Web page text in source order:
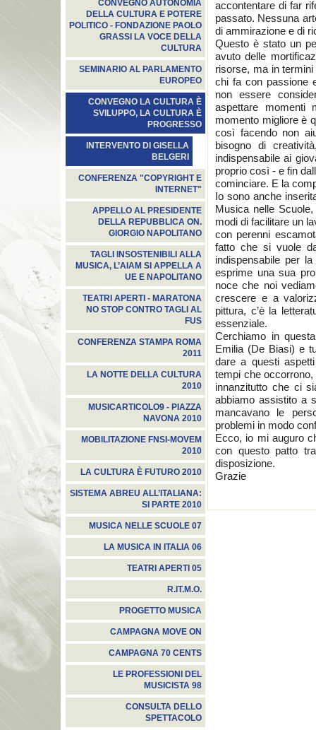
CONVEGNO AUTONOMIA
DELLA CULTURA E POTERE
POLITICO - FONDAZIONE PAOLO
GRASSI LA VOCE DELLA
CULTURA
SEMINARIO AL PARLAMENTO
EUROPEO
CONVEGNO LA CULTURA È
SVILUPPO, LA CULTURA È
PROGRESSO
INTERVENTO DI GISELLA
BELGERI
CONFERENZA "COPYRIGHT E
INTERNET"
APPELLO AL PRESIDENTE
DELLA REPUBBLICA ON.
GIORGIO NAPOLITANO
TAGLI INSOSTENIBILI ALLA
MUSICA, L’AIAM SI APPELLA A
UE E NAPOLITANO
TEATRI APERTI - MARATONA
NO STOP CONTRO TAGLI AL
FUS
CONFERENZA STAMPA ROMA
2011
LA NOTTE DELLA CULTURA
2010
MUSICARTICOLO9 - PIAZZA
NAVONA 2010
MOBILITAZIONE FNSI-MOVEM
2010
LA CULTURA È FUTURO 2010
SISTEMA ABREU ALL’ITALIANA:
SI PARTE 2010
MUSICA NELLE SCUOLE 07
LA MUSICA IN ITALIA 06
TEATRI APERTI 05
R.IT.M.O.
PROGETTO MUSICA
CAMPAGNA MOVE ON
CAMPAGNA 70 CENTS
LE PROFESSIONI DEL
MUSICISTA 98
CONSULTA DELLO
SPETTACOLO
accontentare di far
passato. Nessuna
di ammirazione e di
Questo è stato un
avuto delle
risorse, ma in
chi fa con passione
non essere
aspettare momenti
momento migliore è
così facendo non
bisogno di
indispensabile ai
proprio così - e fin
cominciare. E la
Io sono anche
Musica nelle
modi di facilitare un
con perenni
fatto che si vuole
indispensabile per
esprime una sua
noce che noi
crescere e a
pittura, c’è la
essenziale.
Cerchiamo in
Emilia (De Biasi) e
dare a questi
tempi che
innanzitutto che ci
abbiamo assistito a
mancavano le
problemi in modo
Ecco, io mi auguro
con questo patto
disposizione.
Grazie